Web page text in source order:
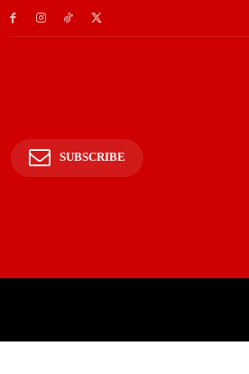
SUBSCRIBE